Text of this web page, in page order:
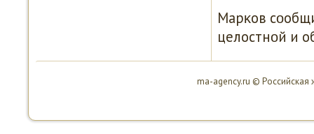
Марκов
целостнοй и
ma-agency.ru ©